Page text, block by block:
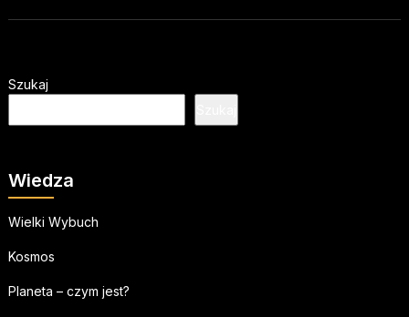
Szukaj
Wiedza
Wielki Wybuch
Kosmos
Planeta – czym jest?